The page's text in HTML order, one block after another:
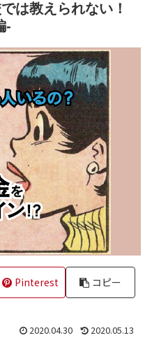
は教えられない！
-
Pinterest コピー
2020.04.30 2020.05.13